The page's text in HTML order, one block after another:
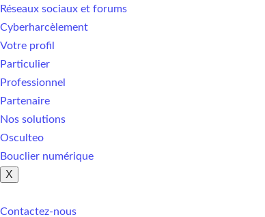
Réseaux sociaux et forums
Cyberharcèlement
Votre profil
Particulier
Professionnel
Partenaire
Nos solutions
Osculteo
Bouclier numérique
X
Contactez-nous